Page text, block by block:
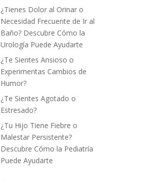
¿Tienes Dolor al Orinar o
Necesidad Frecuente de Ir al
Baño? Descubre Cómo la
Urología Puede Ayudarte
¿Te Sientes Ansioso o
Experimentas Cambios de
Humor?
¿Te Sientes Agotado o
Estresado?
¿Tu Hijo Tiene Fiebre o
Malestar Persistente?
Descubre Cómo la Pediatría
Puede Ayudarte